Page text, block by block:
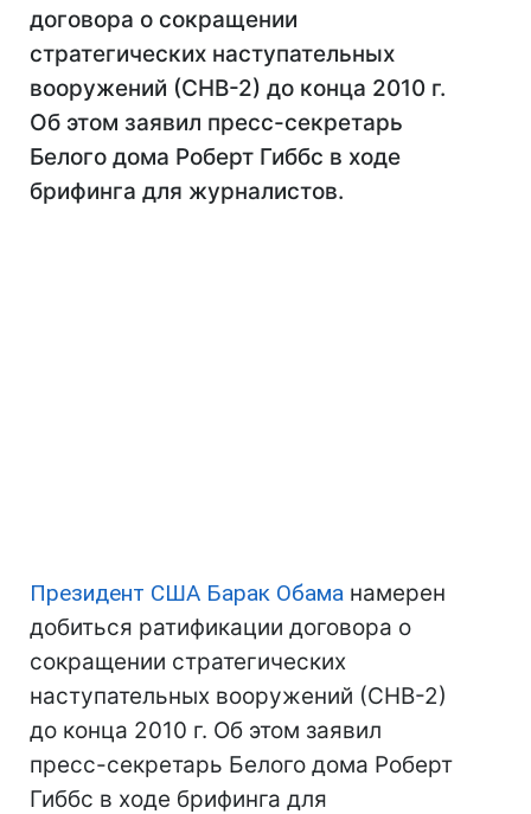
договора о сокращении
стратегических наступательных
вооружений (СНВ-2) до конца 2010 г.
Об этом заявил пресс-секретарь
Белого дома Роберт Гиббс в ходе
брифинга для журналистов.
Президент США Барак Обама намерен
добиться ратификации договора о
сокращении стратегических
наступательных вооружений (СНВ-2)
до конца 2010 г. Об этом заявил
пресс-секретарь Белого дома Роберт
Гиббс в ходе брифинга для